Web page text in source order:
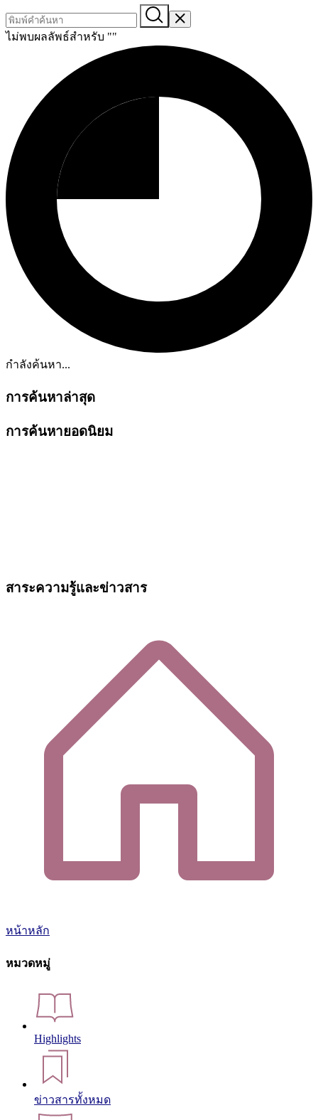
ไม่พบผลลัพธ์สำหรับ ""
กำลังค้นหา...
การค้นหาล่าสุด
การค้นหายอดนิยม
สาระความรู้และข่าวสาร
หน้าหลัก
หมวดหมู่
Highlights
ข่าวสารทั้งหมด